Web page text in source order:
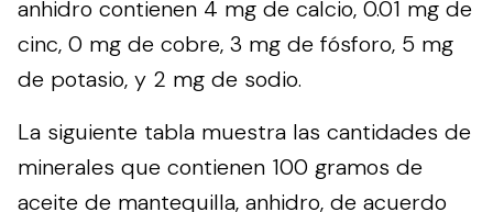
anhidro contienen 4 mg de calcio, 0.01 mg de
cinc, 0 mg de cobre, 3 mg de fósforo, 5 mg
de potasio, y 2 mg de sodio.
La siguiente tabla muestra las cantidades de
minerales que contienen 100 gramos de
aceite de mantequilla, anhidro, de acuerdo